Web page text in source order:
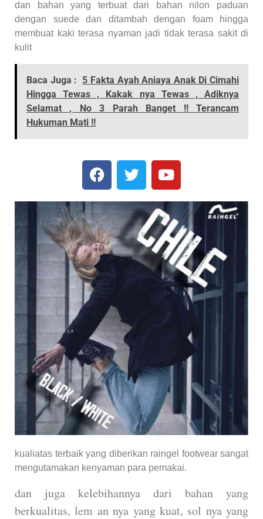
dan bahan yang terbuat dari bahan nilon paduan
dengan suede dan ditambah dengan foam hingga
membuat kaki terasa nyaman jadi tidak terasa sakit di
kulit
Baca Juga : 5 Fakta Ayah Aniaya Anak Di Cimahi
Hingga Tewas , Kakak nya Tewas , Adiknya
Selamat , No 3 Parah Banget !! Terancam
Hukuman Mati !!
kualiatas terbaik yang diberikan raingel footwear sangat
mengutamakan kenyaman para pemakai.
dan juga kelebihannya dari bahan yang
berkualitas, lem an nya yang kuat, sol nya yang